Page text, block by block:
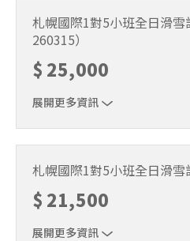
程時間9:30～15:30（含午休1
札幌國際1對5小班全日滑
260315）
$ 25,000
展開更多資訊
程時間9:30～15:30（含午休1
札幌國際1對5小班全日滑雪
$ 21,500
展開更多資訊